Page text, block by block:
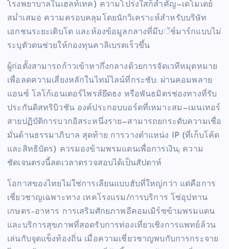
โรงพยาบาลในเฮลท์เทค) ความโปร่งใสก็สำคัญ—เดโมเดย์
สม่ำเสมอ ความครอบคลุมโดยนักวิเคราะห์สำหรับบริษัท
เอกชนระยะเติบโต และห้องข้อมูลกลางที่มีบेंช์มาร์กแบบไม่
ระบุตัวตนช่วยให้กองทุนคาลิเบรตเร็วขึ้น
ผู้ก่อตั้งสามารถก้าวเข้าหากึ่งกลางด้วยการจัดเวทีหมุดหมาย
เพื่อลดความเสี่ยงหลักในไทม์ไลน์ที่กระชับ: ผ่านคอมพลาย
แอนซ์ โลโก้เอนเตอร์ไพรส์ยึดธง หรือพันธมิตรช่องทางที่รับ
ประกันดิสทริบิวชัน องค์ประกอบบอร์ดที่เหมาะสม—เมนเทอร์
สายปฏิบัติการบวกอิสระหนึ่งราย—สามารถยกระดับความเชื่อ
มั่นด้านธรรมาภิบาล สุดท้าย การวางตำแหน่ง IP (ที่เก็บโค้ด
และสิทธิบัตร) ควรมองข้ามพรมแดนเพื่อการเงิน; ความ
ชัดเจนตรงนี้ลดเวลาตรวจสอบได้เป็นสัปดาห์
โอกาสของไทยไม่ใช่การเลียนแบบฮับที่ใหญ่กว่า แต่คือการ
เชี่ยวชาญเฉพาะทาง เทคโรงแรม/การบริการ โซ่อุปทาน
เกษตร–อาหาร การเสริมศักยภาพอีคอมเมิร์ซข้ามพรมแดน
และบริการสุขภาพที่สอดรับการท่องเที่ยวเชิงการแพทย์ล้วน
เล่นกับจุดแข็งท้องถิ่น เมื่อความเชี่ยวชาญพบกับการกระจาย